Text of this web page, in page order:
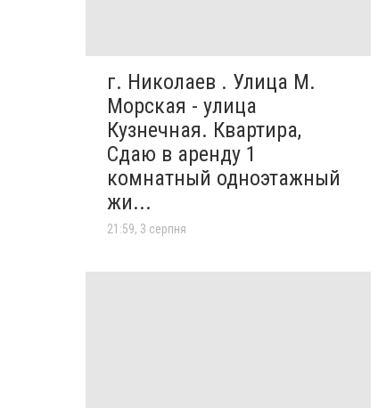
г. Николаев . Улица М.
Морская - улица
Кузнечная. Квартира,
Сдаю в аренду 1
комнатный одноэтажный
жи...
21:59, 3 серпня